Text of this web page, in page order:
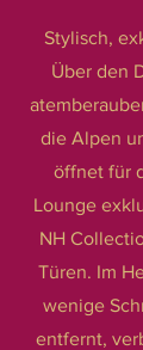
Stylisch,
Über den
die Alpen
öffnet für
Lounge
NH
Türen. Im
wenige
entfernt,